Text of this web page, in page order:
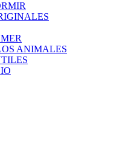
ANIMALES